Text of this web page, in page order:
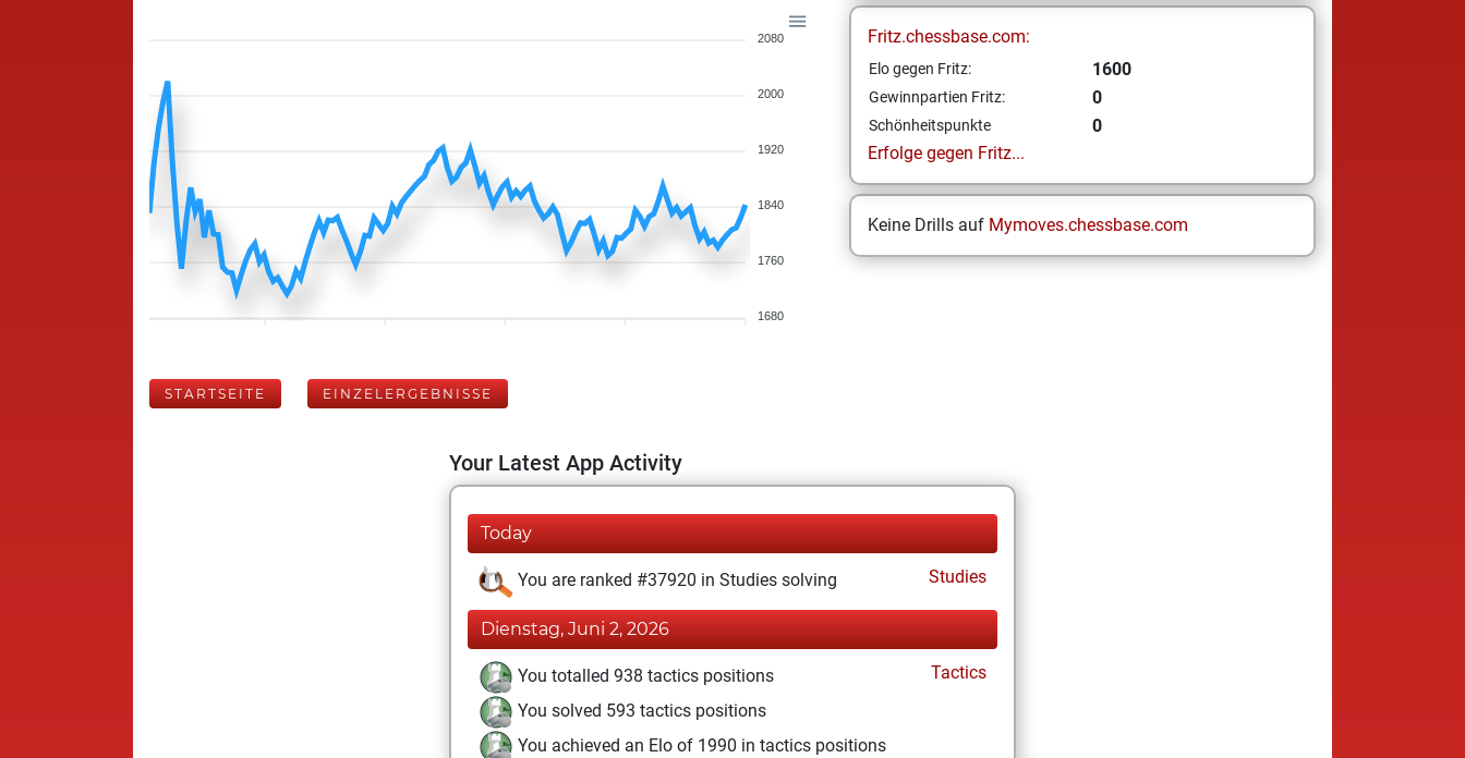
2080
2000
1920
1840
1760
1680
Fritz.chessbase.com:
Elo gegen Fritz: 1600
Gewinnpartien Fritz: 0
Schönheitspunkte
0
Erfolge gegen Fritz...
Keine Drills auf Mymoves.chessbase.com
STARTSEITE EINZELERGEBNISSE
Your Latest App Activity
Today
You are ranked #37920 in Studies solving Studies
Dienstag, Juni 2, 2026
You totalled 938 tactics positions
Tactics
You solved 593 tactics positions
You achieved an Elo of 1990 in tactics positions